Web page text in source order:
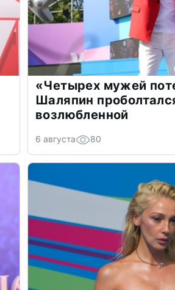
«Четырех мужей
Шаляпин
возлюбленной
6 августа 80